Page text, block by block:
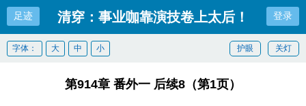
足迹 清穿：事业咖靠演技卷上太后！ 登录
关灯
护眼
字体： 大 中 小
第914章 番外一 后续8（第1页）